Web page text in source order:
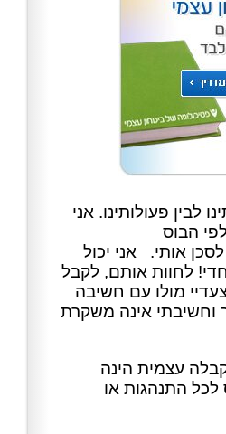
לבין פעולותינו. אני
הבוס
אותי. אני יכול
לחוות אותם, לקבל
מולו עם חשיבה
וחשיבתי אינה משקרת
עצמית הינה
לכל התנהגות או